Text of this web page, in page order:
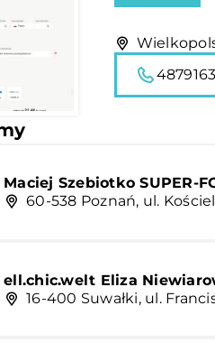
Maciej Szebiotko SUPER-
60-538 Poznań, ul.
ell.chic.welt Eliza
16-400 Suwałki, ul.